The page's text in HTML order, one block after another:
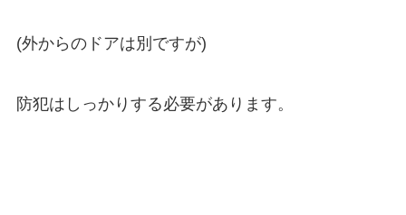
(外からのドアは別ですが)
防犯はしっかりする必要があります。